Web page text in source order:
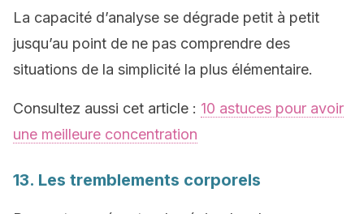
La capacité d’analyse se dégrade petit à petit
jusqu’au point de ne pas comprendre des
situations de la simplicité la plus élémentaire.
Consultez aussi cet article : 10 astuces pour avoir
une meilleure concentration
13. Les tremblements corporels